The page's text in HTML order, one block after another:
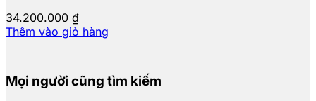
34.200.000 ₫
Thêm vào giỏ hàng
Mọi người cũng tìm kiếm